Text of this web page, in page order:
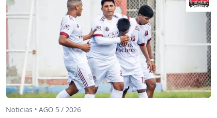
Noticias • AGO 5 / 2026